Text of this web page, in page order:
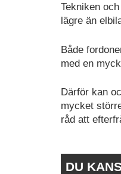
Tekniken
lägre än
Både
med en
Därför kan
mycket
råd att
DU